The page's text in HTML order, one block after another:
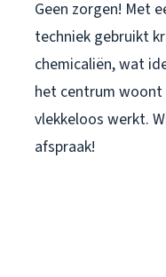
Geen zorgen! Met
techniek gebruikt
chemicaliën, wat
het centrum woont
vlekkeloos werkt.
afspraak!